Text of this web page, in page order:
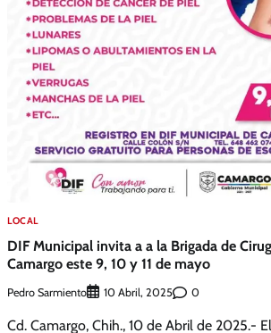
LOCAL
DIF Municipal invita a a la Brigada de
Camargo este 9, 10 y 11 de mayo
Pedro Sarmiento 10 Abril, 2025 0
Cd. Camargo, Chih., 10 de Abril de 2025.-